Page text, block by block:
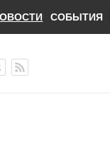
СОБЫТИЯ